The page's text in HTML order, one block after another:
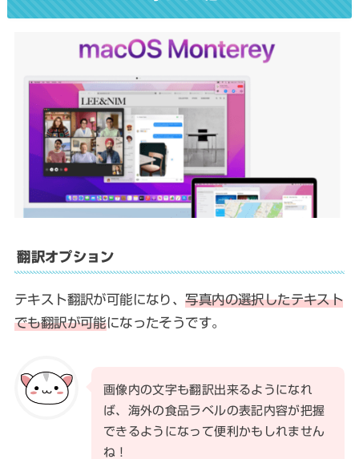
翻訳オプション
テキスト翻訳が可能になり、写真内の選択したテキスト
でも翻訳が可能になったそうです。
画像内の文字も翻訳出来るようになれ
ば、海外の食品ラベルの表記内容が把握
できるようになって便利かもしれません
ね！